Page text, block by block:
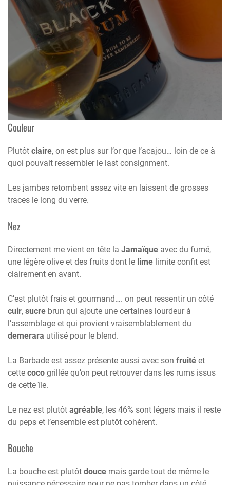
Couleur
Plutôt claire, on est plus sur l’or que l’acajou… loin de ce à
quoi pouvait ressembler le last consignment.
Les jambes retombent assez vite en laissent de grosses
traces le long du verre.
Nez
Directement me vient en tête la Jamaïque avec du fumé,
une légère olive et des fruits dont le lime limite confit est
clairement en avant.
C’est plutôt frais et gourmand…. on peut ressentir un côté
cuir, sucre brun qui ajoute une certaines lourdeur à
l’assemblage et qui provient vraisemblablement du
demerara utilisé pour le blend.
La Barbade est assez présente aussi avec son fruité et
cette coco grillée qu’on peut retrouver dans les rums issus
de cette île.
Le nez est plutôt agréable, les 46% sont légers mais il reste
du peps et l’ensemble est plutôt cohérent.
Bouche
La bouche est plutôt douce mais garde tout de même le